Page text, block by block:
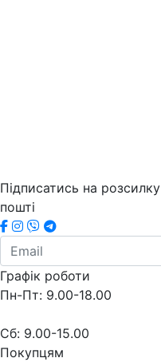
Підписатись на розсилку
пошті
Графік роботи
Пн-Пт: 9.00-18.00
Сб: 9.00-15.00
Покупцям